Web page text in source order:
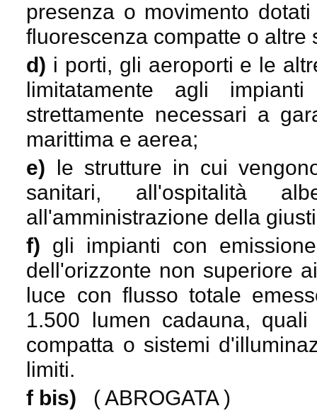
presenza o movimento
fluorescenza compatte o
d) i porti, gli aeroporti e le
limitatamente agli
strettamente necessari a
marittima e aerea;
e) le strutture in cui
sanitari, all'ospitalità
all'amministrazione della
f) gli impianti con
dell'orizzonte non superiore
luce con flusso totale
1.500 lumen cadauna,
compatta o sistemi
limiti.
f bis) ( ABROGATA )